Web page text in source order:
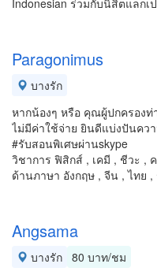
Indonesian ร่วมกับนิสิตแลก
Paragonimus
บางรัก
หากน้องๆ หรือ คุณผู้ปกครองท่
ไม่มีค่าใช้จ่าย ยินดีแบ่งปันคว
#รับสอนพิเศษผ่านskype
วิชาการ ฟิสิกส์ , เคมี , ชีวะ ,
ด้านภาษา อังกฤษ , จีน , ไทย ,
Angsama
บางรัก 80 บาท/ชม